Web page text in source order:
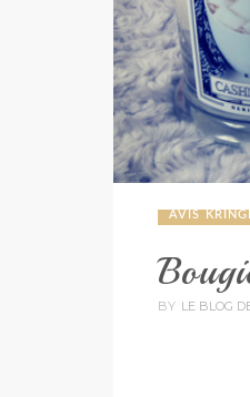
AVIS
BY LE BLOG